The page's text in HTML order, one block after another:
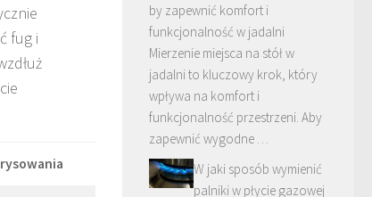
fug i
by zapewnić komfort i
funkcjonalność w jadalni
Mierzenie miejsca na stół w
jadalni to kluczowy krok, który
wpływa na komfort i
funkcjonalność przestrzeni. Aby
zapewnić wygodne …
W jaki sposób wymienić
palniki w płycie gazowej